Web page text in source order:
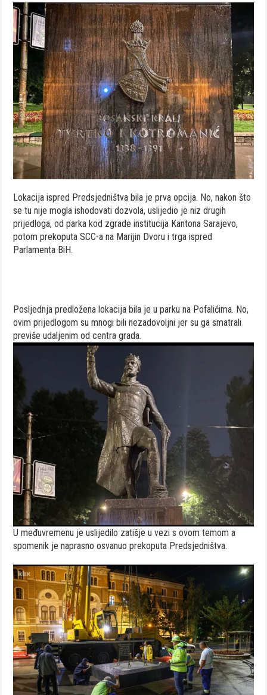
Lokacija ispred Predsjedništva bila je prva opcija. No, nakon što
se tu nije mogla ishodovati dozvola, uslijedio je niz drugih
prijedloga, od parka kod zgrade institucija Kantona Sarajevo,
potom prekoputa SCC-a na Marijin Dvoru i trga ispred
Parlamenta BiH.
Posljednja predložena lokacija bila je u parku na Pofalićima. No,
ovim prijedlogom su mnogi bili nezadovoljni jer su ga smatrali
previše udaljenim od centra grada.
U međuvremenu je uslijedilo zatišje u vezi s ovom temom a
spomenik je naprasno osvanuo prekoputa Predsjedništva.